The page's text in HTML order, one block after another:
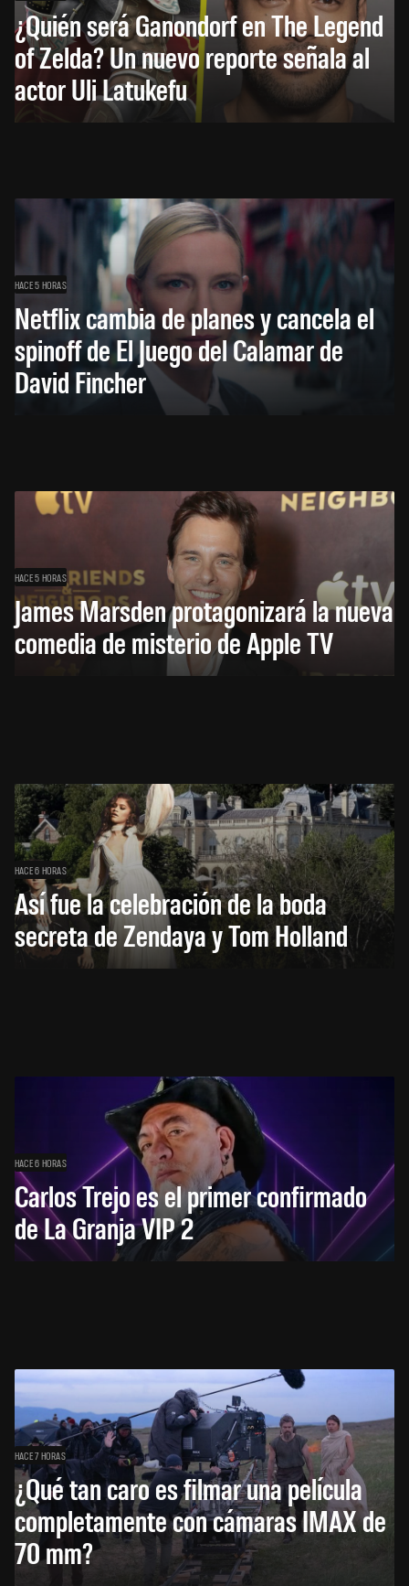
¿Quién será Ganondorf en The Legend
of Zelda? Un nuevo reporte señala al
actor Uli Latukefu
HACE 5 HORAS
Netflix cambia de planes y cancela el
spinoff de El Juego del Calamar de
David Fincher
HACE 5 HORAS
James Marsden protagonizará la nueva
comedia de misterio de Apple TV
HACE 6 HORAS
Así fue la celebración de la boda
secreta de Zendaya y Tom Holland
HACE 6 HORAS
Carlos Trejo es el primer confirmado
de La Granja VIP 2
HACE 7 HORAS
¿Qué tan caro es filmar una película
completamente con cámaras IMAX de
70 mm?